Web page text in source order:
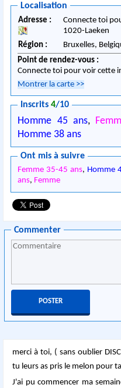
Localisation
Adresse :
Connecte toi
1020-Laeken
Région :
Bruxelles,
Point de rendez-vous :
Connecte toi pour voir cette
Montrer la carte >>
Inscrits4/10
Homme 45 ans,
Homme 38 ans
Ont mis à suivre
Femme 35-45 ans, Homme
ans, Femme
Commenter
merci à toi, ( sans oublier
tu leurs as pris le melon pour
J'ai pu commencer ma